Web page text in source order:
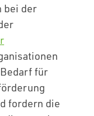
bei der
für
fordern die